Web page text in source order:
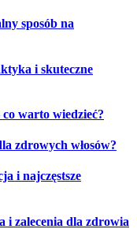
sposób na
i skuteczne
warto wiedzieć?
zdrowych włosów?
i najczęstsze
i zalecenia dla zdrowia